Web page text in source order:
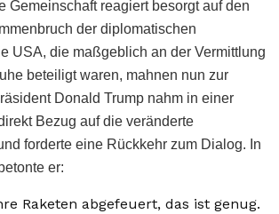
Gemeinschaft reagiert besorgt auf den
der diplomatischen
USA, die maßgeblich an der Vermittlung
beteiligt waren, mahnen nun zur
Donald Trump nahm in einer
Bezug auf die veränderte
forderte eine Rückkehr zum Dialog. In
er:
Raketen abgefeuert, das ist genug.